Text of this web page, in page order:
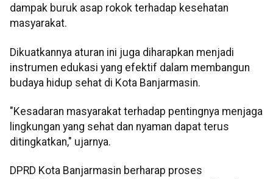
dampak buruk asap rokok terhadap kesehatan
masyarakat.
Dikuatkannya aturan ini juga diharapkan menjadi
instrumen edukasi yang efektif dalam membangun
budaya hidup sehat di Kota Banjarmasin.
"Kesadaran masyarakat terhadap pentingnya menjaga
lingkungan yang sehat dan nyaman dapat terus
ditingkatkan," ujarnya.
DPRD Kota Banjarmasin berharap proses